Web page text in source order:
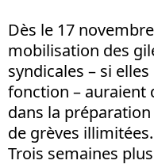
Dès le 17
mobilisation des
syndicales – si
fonction – auraient
dans la
de grèves
Trois semaines